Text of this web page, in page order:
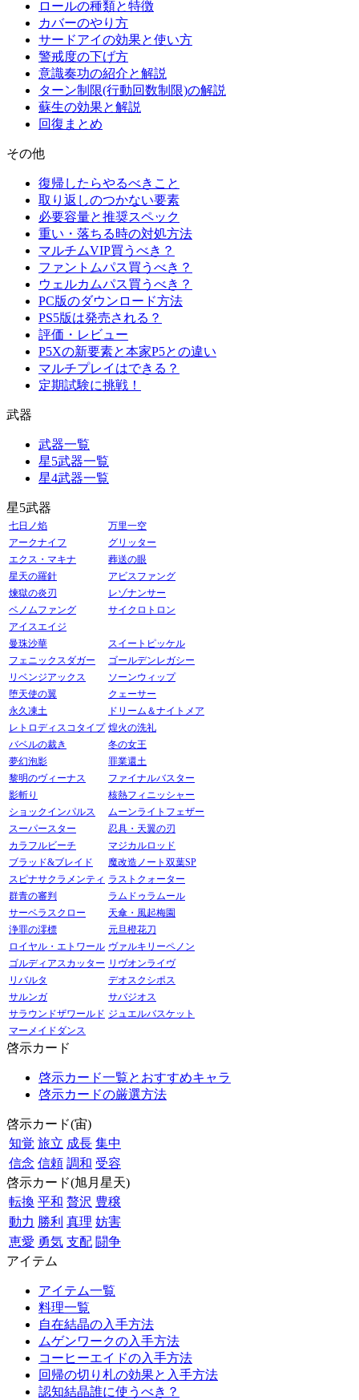
ロールの種類と特徴
カバーのやり方
サードアイの効果と使い方
警戒度の下げ方
意識奏功の紹介と解説
ターン制限(行動回数制限)の解説
蘇生の効果と解説
回復まとめ
その他
復帰したらやるべきこと
取り返しのつかない要素
必要容量と推奨スペック
重い・落ちる時の対処方法
マルチムVIP買うべき？
ファントムパス買うべき？
ウェルカムパス買うべき？
PC版のダウンロード方法
PS5版は発売される？
評価・レビュー
P5Xの新要素と本家P5との違い
マルチプレイはできる？
定期試験に挑戦！
武器
武器一覧
星5武器一覧
星4武器一覧
星5武器
七日ノ焰
万里一空
アークナイフ
グリッター
エクス・マキナ
葬送の眼
星天の羅針
アビスファング
煉獄の炎刃
レゾナンサー
ベノムファング
サイクロトロン
アイスエイジ
曼珠沙華
スイートピッケル
フェニックスダガー
ゴールデンレガシー
リベンジアックス
ソーンウィップ
堕天使の翼
クェーサー
永久凍土
ドリーム＆ナイトメア
レトロディスコタイプ 煌火の洗礼
バベルの裁き
冬の女王
夢幻泡影
罪業還土
黎明のヴィーナス
ファイナルバスター
影斬り
核熱フィニッシャー
ショックインパルス
ムーンライトフェザー
スーパースター
忍具・天翼の刃
カラフルビーチ
マジカルロッド
ブラッド&ブレイド
魔改造ノート双葉SP
スピナサクラメンティ ラストクォーター
群青の審判
ラムドゥラムール
サーベラスクロー
天傘・風起梅園
浄罪の澪標
元旦橙花刀
ロイヤル・エトワール ヴァルキリーペノン
ゴルディアスカッター リヴオンライヴ
リバルタ
デオスクシポス
サルンガ
サバジオス
サラウンドザワールド ジュエルバスケット
マーメイドダンス
啓示カード
啓示カード一覧とおすすめキャラ
啓示カードの厳選方法
啓示カード(宙)
知覚 旅立 成長 集中
信念 信頼 調和 受容
啓示カード(旭月星天)
転換 平和 贅沢 豊穣
動力 勝利 真理 妨害
恵愛 勇気 支配 闘争
アイテム
アイテム一覧
料理一覧
自在結晶の入手方法
ムゲンワークの入手方法
コーヒーエイドの入手方法
回帰の切り札の効果と入手方法
認知結晶誰に使うべき？